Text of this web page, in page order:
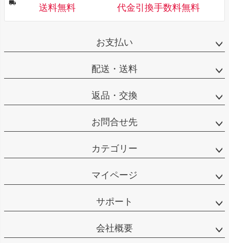
送料無料 代金引換手数料無料
お支払い
配送・送料
返品・交換
お問合せ先
カテゴリー
マイページ
サポート
会社概要